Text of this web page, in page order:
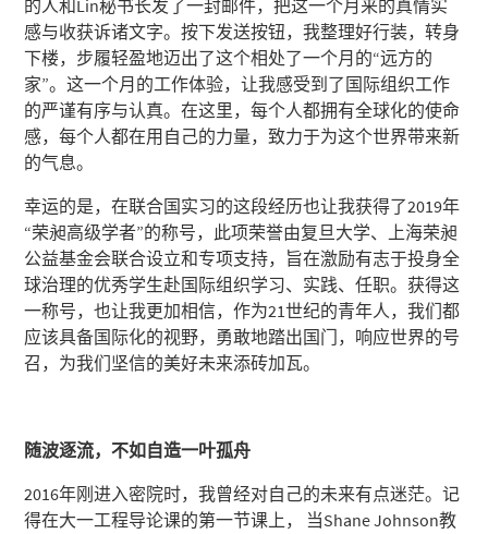
的人和Lin秘书长发了一封邮件，把这一个月来的真情实
感与收获诉诸文字。按下发送按钮，我整理好行装，转身
下楼，步履轻盈地迈出了这个相处了一个月的“远方的
家”。这一个月的工作体验，让我感受到了国际组织⼯作
的严谨有序与认真。在这里，每个人都拥有全球化的使命
感，每个人都在用自己的力量，致力于为这个世界带来新
的气息。
幸运的是，在联合国实习的这段经历也让我获得了2019年
“荣昶高级学者”的称号，此项荣誉由复旦大学、上海荣昶
公益基金会联合设立和专项支持，旨在激励有志于投身全
球治理的优秀学生赴国际组织学习、实践、任职。获得这
一称号，也让我更加相信，作为21世纪的青年人，我们都
应该具备国际化的视野，勇敢地踏出国门，响应世界的号
召，为我们坚信的美好未来添砖加瓦。
随波逐流，不如自造一叶孤舟
2016年刚进入密院时，我曾经对自己的未来有点迷茫。记
得在大一工程导论课的第一节课上， 当Shane Johnson教